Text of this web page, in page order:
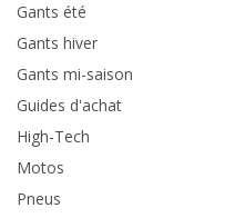
Gants été
Gants hiver
Gants mi-saison
Guides d'achat
High-Tech
Motos
Pneus